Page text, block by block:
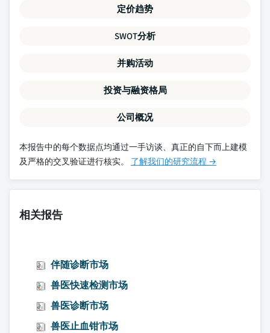
定价趋势
SWOT分析
并购活动
投资与融资格局
公司概况
本报告中的每个数据点均通过一手访谈、真正的自下而上建模
及严格的交叉验证进行核实。 了解我们的研究流程 →
相关报告
伴随诊断市场
兽医快速检测市场
兽医诊断市场
兽医止血钳市场